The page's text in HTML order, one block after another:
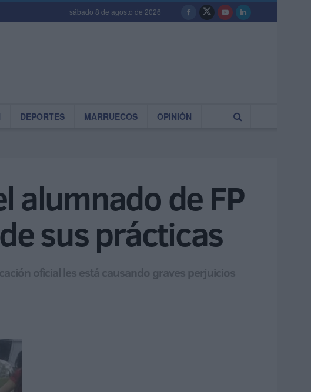
sábado 8 de agosto de 2026
DEPORTES MARRUECOS OPINIÓN
alumnado de FP
sus prácticas
oficial les está causando graves perjuicios